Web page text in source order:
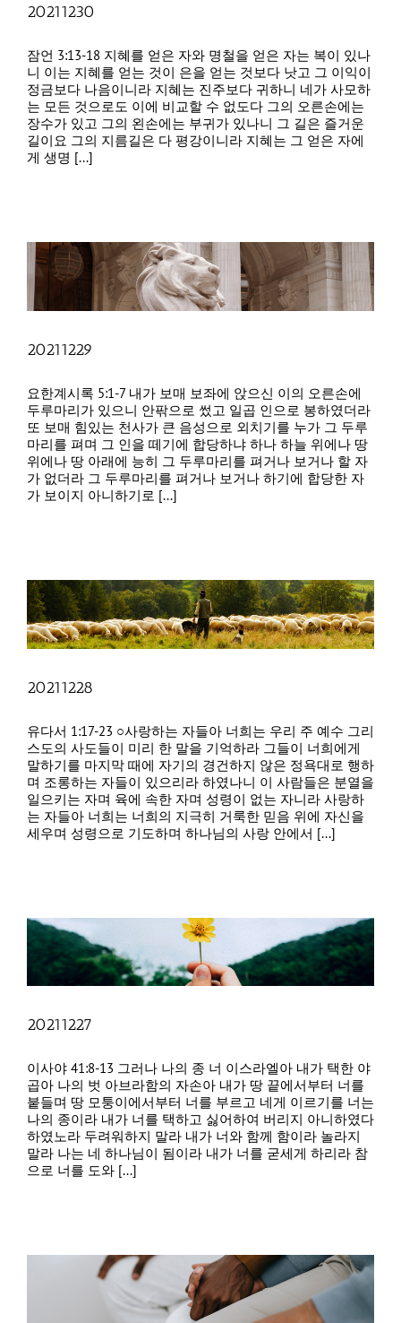
20211230
잠언 3:13-18 지혜를 얻은 자와 명철을 얻은 자는 복이 있나
니 이는 지혜를 얻는 것이 은을 얻는 것보다 낫고 그 이익이
정금보다 나음이니라 지혜는 진주보다 귀하니 네가 사모하
는 모든 것으로도 이에 비교할 수 없도다 그의 오른손에는
장수가 있고 그의 왼손에는 부귀가 있나니 그 길은 즐거운
길이요 그의 지름길은 다 평강이니라 지혜는 그 얻은 자에
게 생명 [...]
20211229
요한계시록 5:1-7 내가 보매 보좌에 앉으신 이의 오른손에
두루마리가 있으니 안팎으로 썼고 일곱 인으로 봉하였더라
또 보매 힘있는 천사가 큰 음성으로 외치기를 누가 그 두루
마리를 펴며 그 인을 떼기에 합당하냐 하나 하늘 위에나 땅
위에나 땅 아래에 능히 그 두루마리를 펴거나 보거나 할 자
가 없더라 그 두루마리를 펴거나 보거나 하기에 합당한 자
가 보이지 아니하기로 [...]
20211228
유다서 1:17-23 ○사랑하는 자들아 너희는 우리 주 예수 그리
스도의 사도들이 미리 한 말을 기억하라 그들이 너희에게
말하기를 마지막 때에 자기의 경건하지 않은 정욕대로 행하
며 조롱하는 자들이 있으리라 하였나니 이 사람들은 분열을
일으키는 자며 육에 속한 자며 성령이 없는 자니라 사랑하
는 자들아 너희는 너희의 지극히 거룩한 믿음 위에 자신을
세우며 성령으로 기도하며 하나님의 사랑 안에서 [...]
20211227
이사야 41:8-13 그러나 나의 종 너 이스라엘아 내가 택한 야
곱아 나의 벗 아브라함의 자손아 내가 땅 끝에서부터 너를
붙들며 땅 모퉁이에서부터 너를 부르고 네게 이르기를 너는
나의 종이라 내가 너를 택하고 싫어하여 버리지 아니하였다
하였노라 두려워하지 말라 내가 너와 함께 함이라 놀라지
말라 나는 네 하나님이 됨이라 내가 너를 굳세게 하리라 참
으로 너를 도와 [...]